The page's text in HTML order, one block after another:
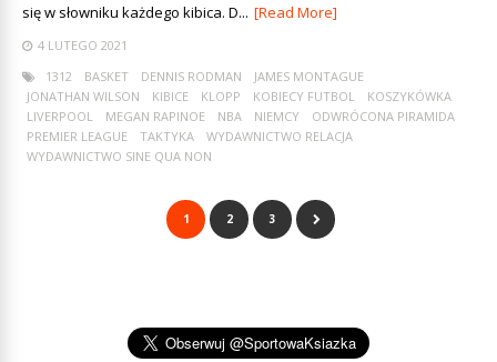
się w słowniku każdego kibica. D... [Read More]
4 LUTEGO 2021
1312
BASKET DENNIS RODMAN
JAMES MONTAGUE
JONATHAN WILSON
KIBICE KLOPP KOBIECY FUTBOL
KOSZYKÓWKA
LIVERPOOL
MEGAN RAPINOE NBA NIEMCY
ODWRÓCONA PIRAMIDA
PREMIER LEAGUE
TAKTYKA
WYDAWNICTWO RELACJA
WYDAWNICTWO SINE QUA NON
1 2 3